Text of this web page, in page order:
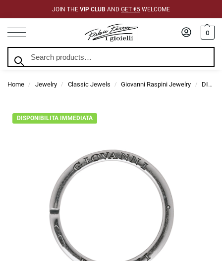
JOIN THE VIP CLUB AND GET €5 WELCOME
0
Home / Jewelry / Classic Jewels / Giovanni Raspini Jewelry / DIY Jewelry Giovanni Raspini
DISPONIBILITA IMMEDIATA